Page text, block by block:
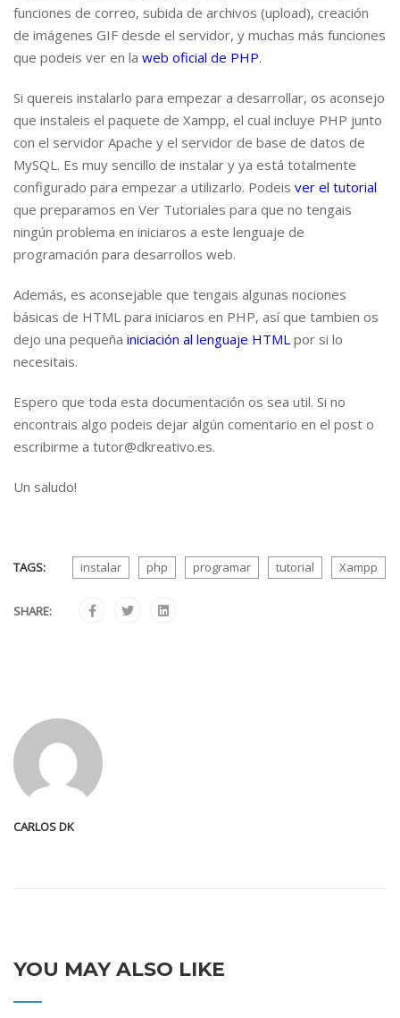
funciones de correo, subida de archivos (upload), creación
de imágenes GIF desde el servidor, y muchas más funciones
que podeis ver en la web oficial de PHP.
Si quereis instalarlo para empezar a desarrollar, os aconsejo
que instaleis el paquete de Xampp, el cual incluye PHP junto
con el servidor Apache y el servidor de base de datos de
MySQL. Es muy sencillo de instalar y ya está totalmente
configurado para empezar a utilizarlo. Podeis ver el tutorial
que preparamos en Ver Tutoriales para que no tengais
ningún problema en iniciaros a este lenguaje de
programación para desarrollos web.
Además, es aconsejable que tengais algunas nociones
básicas de HTML para iniciaros en PHP, así que tambien os
dejo una pequeña iniciación al lenguaje HTML por si lo
necesitais.
Espero que toda esta documentación os sea util. Si no
encontrais algo podeis dejar algún comentario en el post o
escribirme a tutor@dkreativo.es.
Un saludo!
TAGS: instalar php programar tutorial Xampp
SHARE:
CARLOS DK
YOU MAY ALSO LIKE